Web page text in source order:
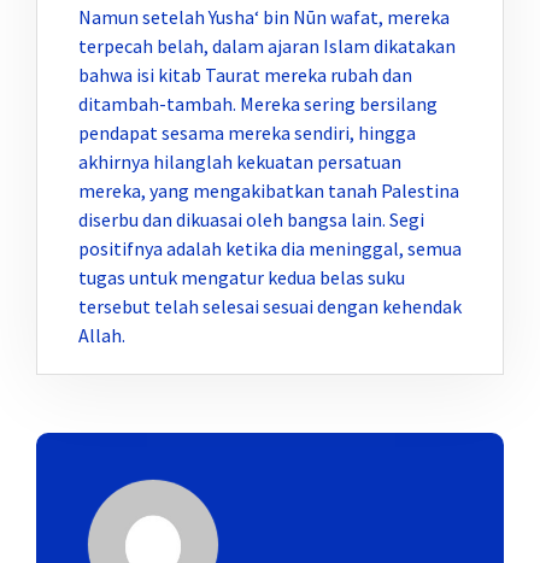
Namun setelah Yusha‘ bin Nūn wafat, mereka
terpecah belah, dalam ajaran Islam dikatakan
bahwa isi kitab Taurat mereka rubah dan
ditambah-tambah. Mereka sering bersilang
pendapat sesama mereka sendiri, hingga
akhirnya hilanglah kekuatan persatuan
mereka, yang mengakibatkan tanah Palestina
diserbu dan dikuasai oleh bangsa lain. Segi
positifnya adalah ketika dia meninggal, semua
tugas untuk mengatur kedua belas suku
tersebut telah selesai sesuai dengan kehendak
Allah.